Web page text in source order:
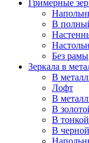
Гримерные
В
Без рамы
Зеркала в
В
Лофт
В
В
В
В